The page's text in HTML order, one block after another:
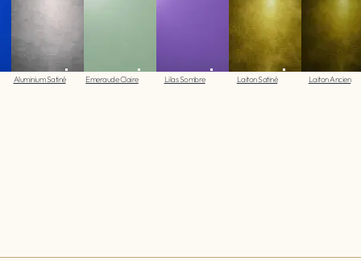
Aluminium Satiné Emeraude Claire Lilas Sombre Laiton Satiné Laiton Ancien